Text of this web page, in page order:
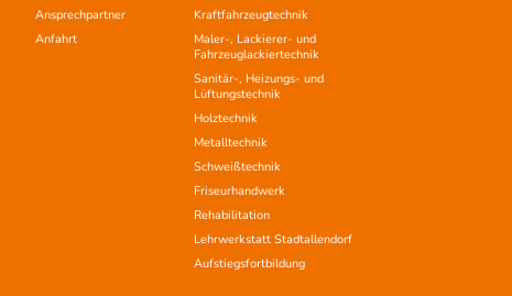
Ansprechpartner
Anfahrt
Kraftfahrzeugtechnik
Maler-, Lackierer- und
Fahrzeuglackiertechnik
Sanitär-, Heizungs- und
Lüftungstechnik
Holztechnik
Metalltechnik
Schweißtechnik
Friseurhandwerk
Rehabilitation
Lehrwerkstatt Stadtallendorf
Aufstiegsfortbildung